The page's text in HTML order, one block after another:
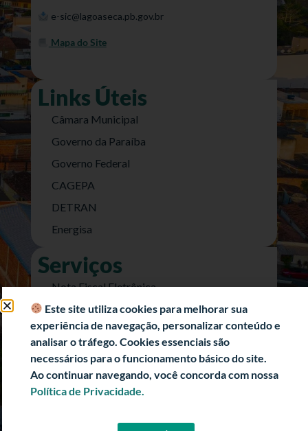
e-sic@lagoaseca.pb.gov.br
Mapa do Site
Links Úteis
Câmara Municipal
Governo da Paraíba
Governo Federal
CAGEPA
DETRAN
Energisa
Serviços
Nota Fiscal Eletrônica
e-SIC (Acesso a Informação)
Transparência Fiscal
História
Informações Turísticas
Politica de Privacidade
Este site utiliza cookies para melhorar sua
experiência de navegação, personalizar conteúdo e
analisar o tráfego. Cookies essenciais são
necessários para o funcionamento básico do site.
Ao continuar navegando, você concorda com nossa
Política de Privacidade.